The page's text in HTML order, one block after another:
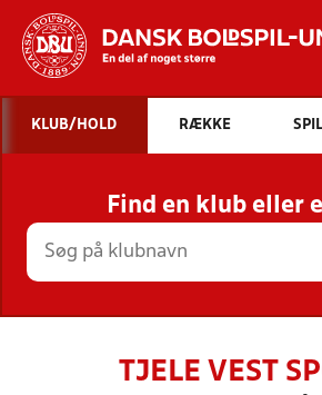
STILLINGER, RESULTATER,
HOLD
KLUB/HOLD RÆKKE
Find en klub eller
TJELE VEST